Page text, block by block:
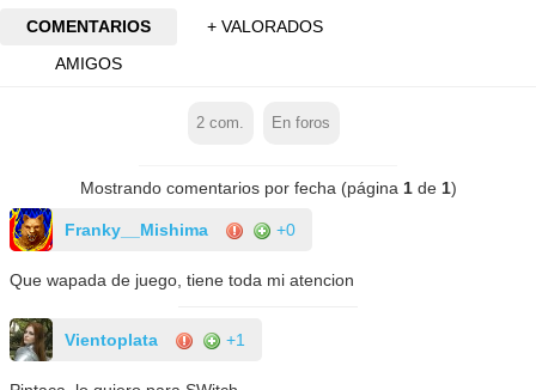
COMENTARIOS
+ VALORADOS
AMIGOS
2 com. En foros
Mostrando comentarios por fecha (página 1de 1)
Franky__Mishima +0
Que wapada de juego, tiene toda mi atencion
Vientoplata +1